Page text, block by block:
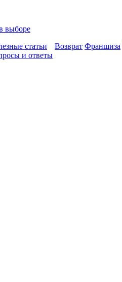
выборе
статьи
и ответы
Возврат Франшиза